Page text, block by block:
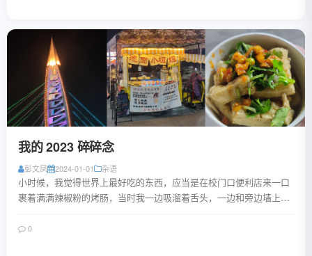
我的 2023 碎碎念
彭文凤 2024-01-01 杂语
小时候，我觉得世界上最好吃的东西，应当是在校门口便利店来一口
裹着满满辣椒粉的烤肠，当时我一边吸溜着舌头，一边和旁边墙上趴
0